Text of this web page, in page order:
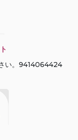
い。9414064424